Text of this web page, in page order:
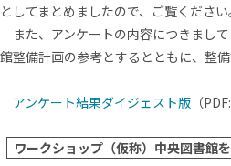
としてまとめましたので、ご覧ください
また、アンケートの内容につきまし
館整備計画の参考とするとともに、整
アンケート結果ダイジェスト版 （
ワークショップ（仮称）中央図書館